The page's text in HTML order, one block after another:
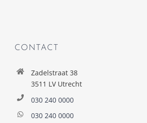
CONTACT
Zadelstraat 38
3511 LV Utrecht
030 240 0000
030 240 0000